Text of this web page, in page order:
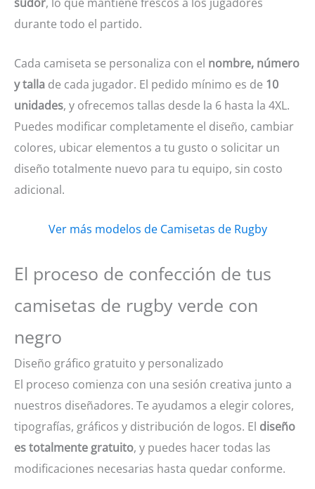
durante todo el partido.
Cada camiseta se personaliza con el nombre, número
y talla de cada jugador. El pedido mínimo es de 10
unidades, y ofrecemos tallas desde la 6 hasta la 4XL.
Puedes modificar completamente el diseño, cambiar
colores, ubicar elementos a tu gusto o solicitar un
diseño totalmente nuevo para tu equipo, sin costo
adicional.
Ver más modelos de Camisetas de Rugby
El proceso de confección de tus
camisetas de rugby verde con
negro
Diseño gráfico gratuito y personalizado
El proceso comienza con una sesión creativa junto a
nuestros diseñadores. Te ayudamos a elegir colores,
tipografías, gráficos y distribución de logos. El diseño
es totalmente gratuito, y puedes hacer todas las
modificaciones necesarias hasta quedar conforme.